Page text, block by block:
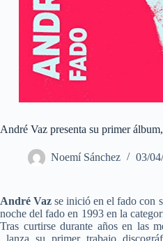
André Vaz presenta su primer
Noemí Sánchez 03/
André Vaz se inició en el fado con
noche del fado en 1993 en la
Tras curtirse durante años en las